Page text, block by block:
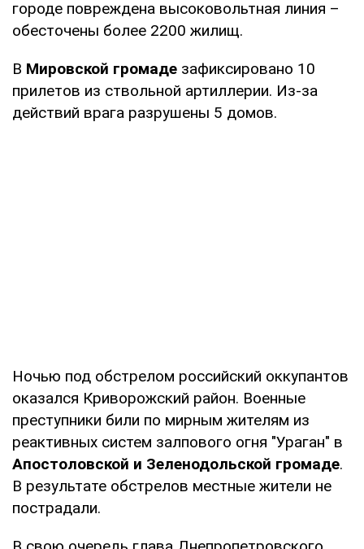
городе повреждена высоковольтная линия –
обесточены более 2200 жилищ.
В Мировской громаде зафиксировано 10
прилетов из ствольной артиллерии. Из-за
действий врага разрушены 5 домов.
Ночью под обстрелом российский оккупантов
оказался Криворожский район. Военные
преступники били по мирным жителям из
реактивных систем залпового огня "Ураган" в
Апостоловской и Зеленодольской громаде.
В результате обстрелов местные жители не
пострадали.